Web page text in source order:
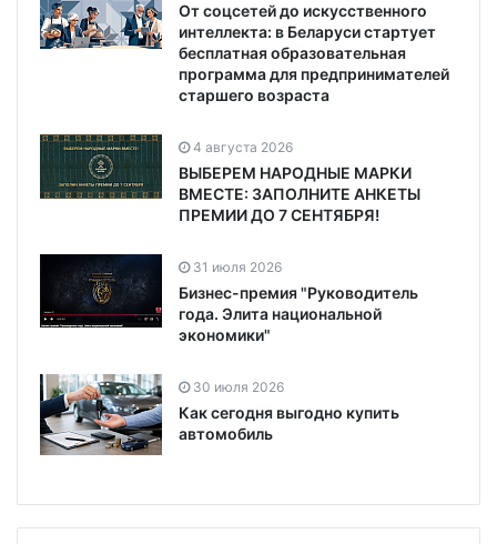
От соцсетей до искусственного
интеллекта: в Беларуси стартует
бесплатная образовательная
программа для предпринимателей
старшего возраста
4 августа 2026
ВЫБЕРЕМ НАРОДНЫЕ МАРКИ
ВМЕСТЕ: ЗАПОЛНИТЕ АНКЕТЫ
ПРЕМИИ ДО 7 СЕНТЯБРЯ!
31 июля 2026
Бизнес-премия "Руководитель
года. Элита национальной
экономики"
30 июля 2026
Как сегодня выгодно купить
автомобиль